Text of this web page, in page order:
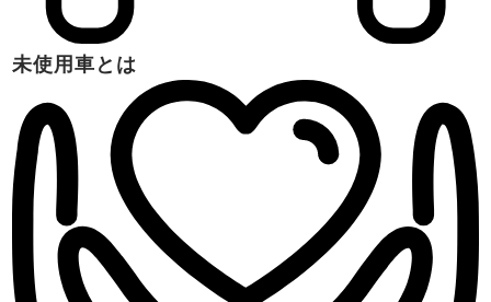
未使用車とは